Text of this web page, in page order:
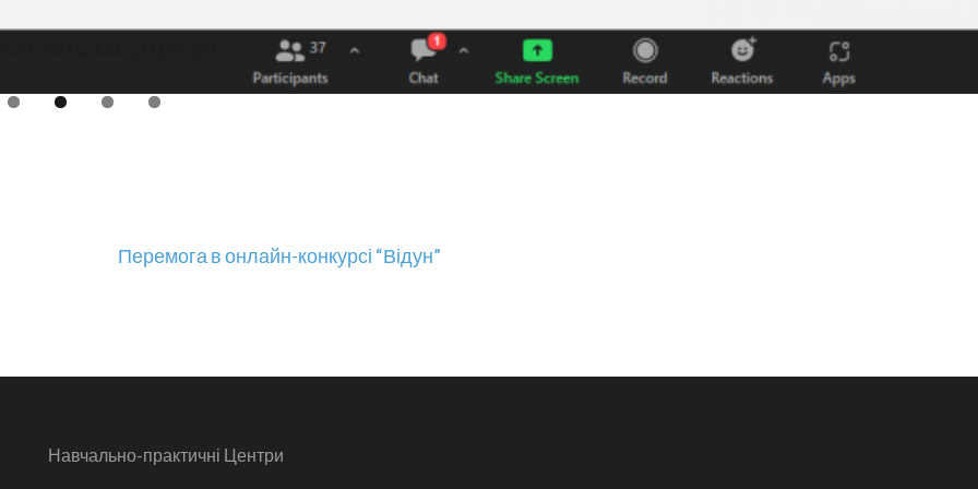
Перемога в онлайн-конкурсі “Відун”
Навчально-практичні Центри